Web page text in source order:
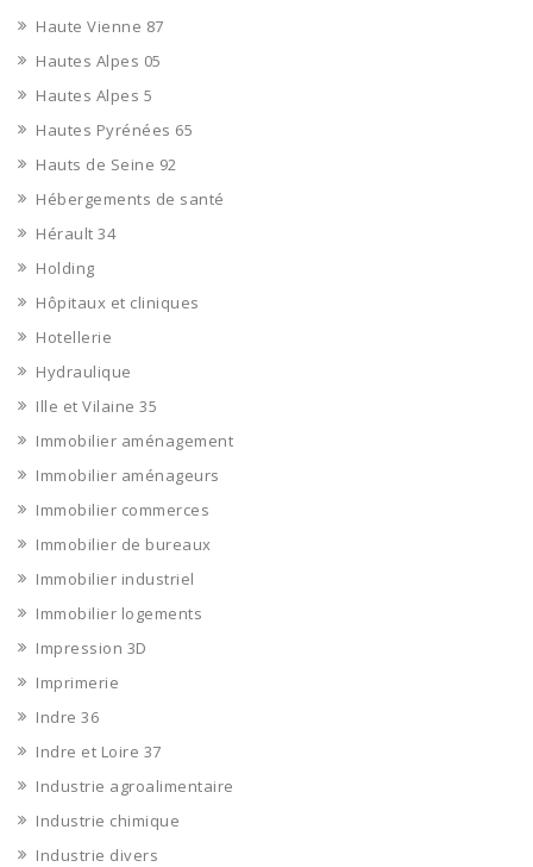
Haute Vienne 87
Hautes Alpes 05
Hautes Alpes 5
Hautes Pyrénées 65
Hauts de Seine 92
Hébergements de santé
Hérault 34
Holding
Hôpitaux et cliniques
Hotellerie
Hydraulique
Ille et Vilaine 35
Immobilier aménagement
Immobilier aménageurs
Immobilier commerces
Immobilier de bureaux
Immobilier industriel
Immobilier logements
Impression 3D
Imprimerie
Indre 36
Indre et Loire 37
Industrie agroalimentaire
Industrie chimique
Industrie divers